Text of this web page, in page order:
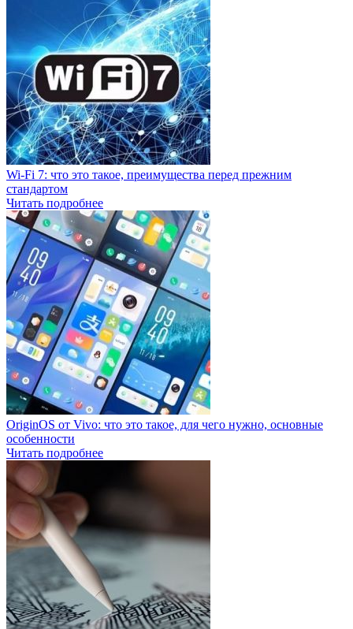
Wi-Fi 7: что это такое, преимущества перед прежним
стандартом
Читать подробнее
OriginOS от Vivo: что это такое, для чего нужно, основные
особенности
Читать подробнее